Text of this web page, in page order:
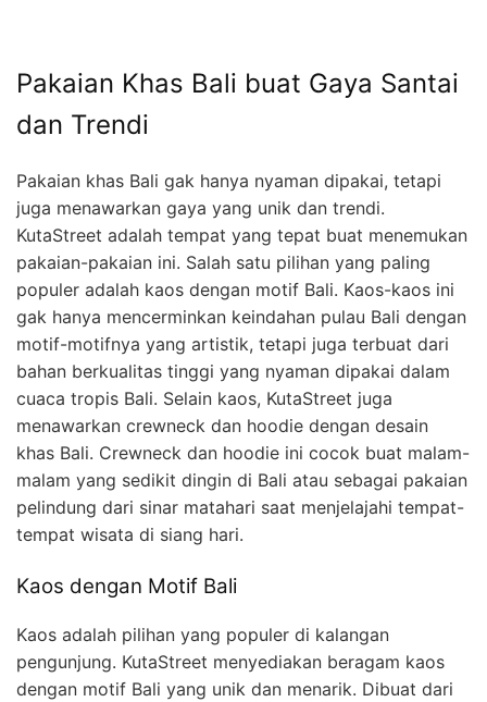
Pakaian Khas Bali buat Gaya Santai
dan Trendi
Pakaian khas Bali gak hanya nyaman dipakai, tetapi
juga menawarkan gaya yang unik dan trendi.
KutaStreet adalah tempat yang tepat buat menemukan
pakaian-pakaian ini. Salah satu pilihan yang paling
populer adalah kaos dengan motif Bali. Kaos-kaos ini
gak hanya mencerminkan keindahan pulau Bali dengan
motif-motifnya yang artistik, tetapi juga terbuat dari
bahan berkualitas tinggi yang nyaman dipakai dalam
cuaca tropis Bali. Selain kaos, KutaStreet juga
menawarkan crewneck dan hoodie dengan desain
khas Bali. Crewneck dan hoodie ini cocok buat malam-
malam yang sedikit dingin di Bali atau sebagai pakaian
pelindung dari sinar matahari saat menjelajahi tempat-
tempat wisata di siang hari.
Kaos dengan Motif Bali
Kaos adalah pilihan yang populer di kalangan
pengunjung. KutaStreet menyediakan beragam kaos
dengan motif Bali yang unik dan menarik. Dibuat dari